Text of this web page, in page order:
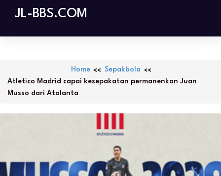
JL-BBS.COM
Home
Sepakbola
Atletico Madrid capai kesepakatan permanenkan Juan
Musso dari Atalanta